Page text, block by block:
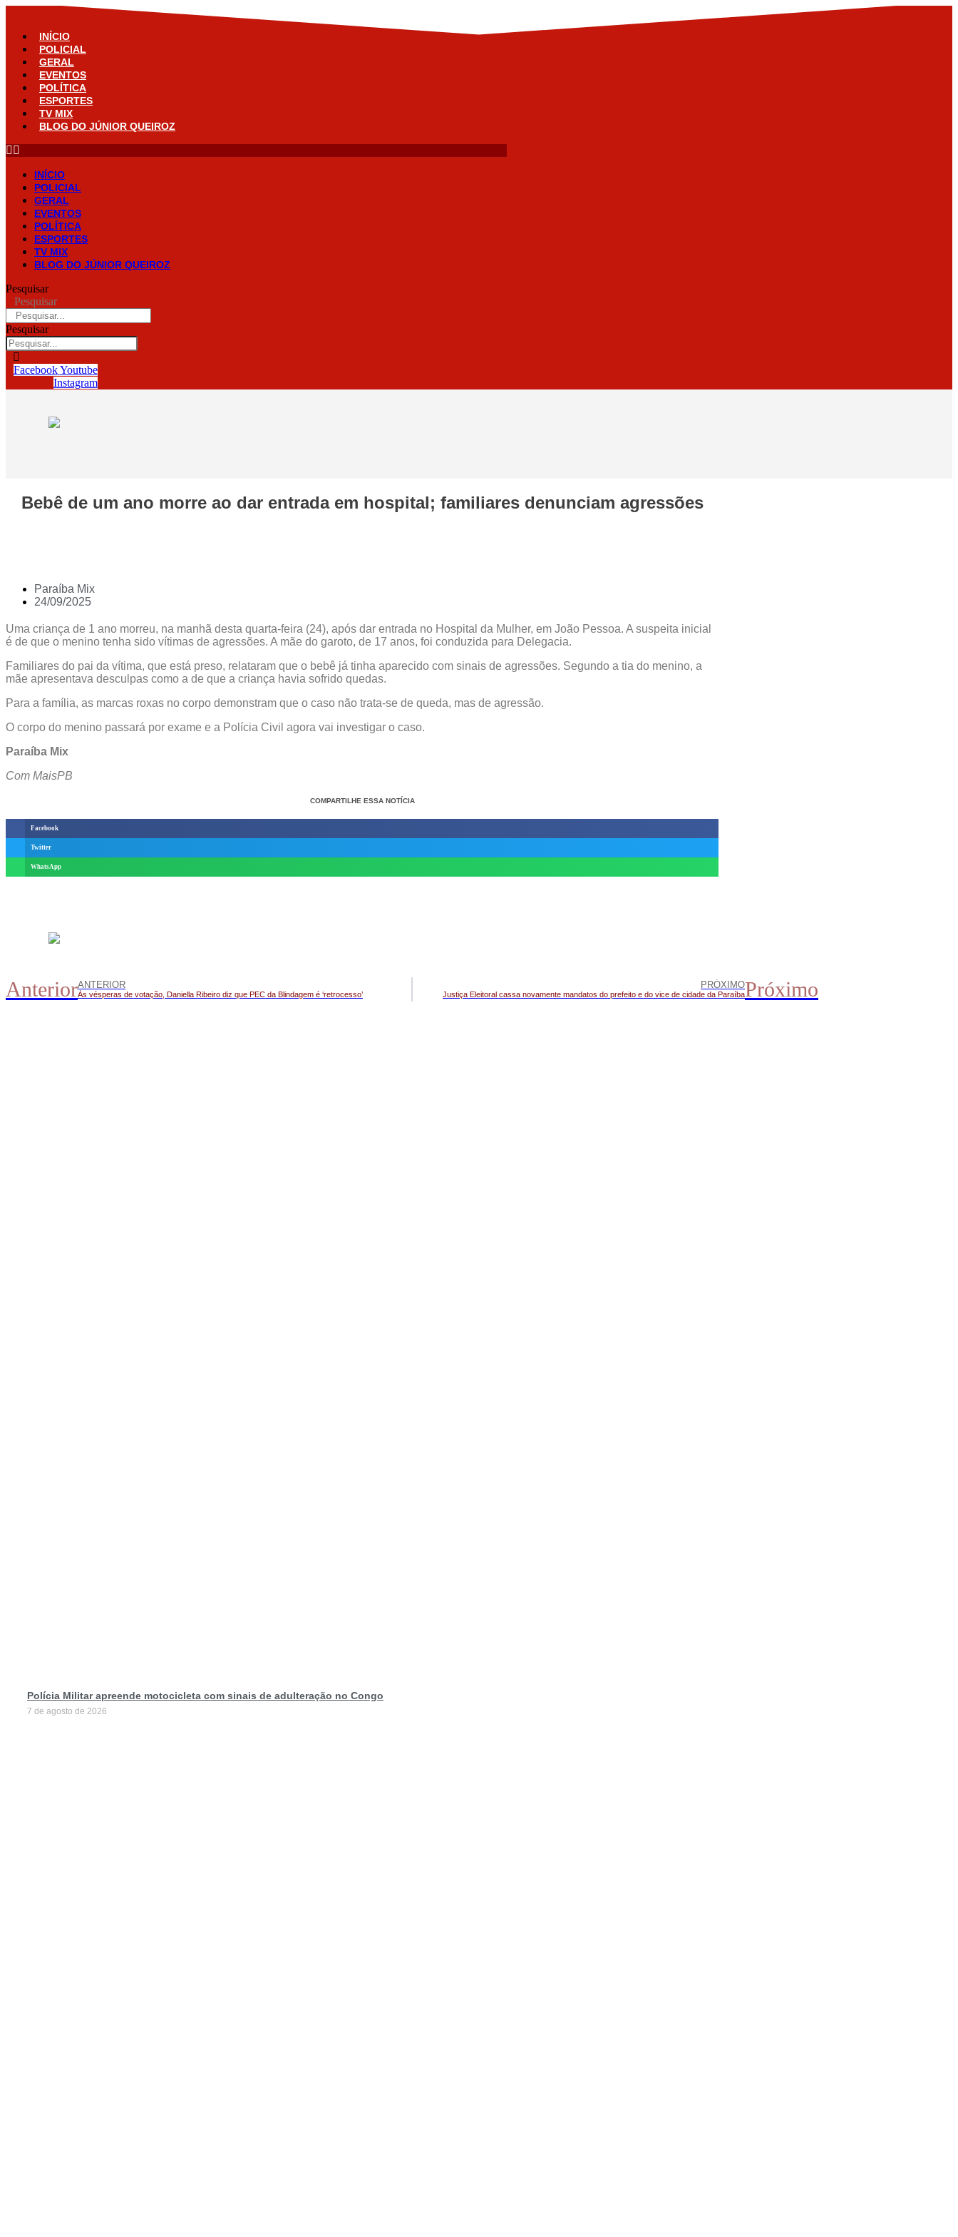
conteúdo
INÍCIO
POLICIAL
GERAL
EVENTOS
POLÍTICA
ESPORTES
TV MIX
BLOG DO JÚNIOR QUEIROZ
INÍCIO
POLICIAL
GERAL
EVENTOS
POLÍTICA
ESPORTES
TV MIX
BLOG DO JÚNIOR QUEIROZ
Pesquisar
Pesquisar
Pesquisar
Facebook Youtube
Instagram
Bebê de um ano morre ao dar entrada em hospital; familiares denunciam agressões
Paraíba Mix
24/09/2025
Uma criança de 1 ano morreu, na manhã desta quarta-feira (24), após dar entrada no Hospital da Mulher, em João Pessoa. A suspeita inicial
é de que o menino tenha sido vítimas de agressões. A mãe do garoto, de 17 anos, foi conduzida para Delegacia.
Familiares do pai da vítima, que está preso, relataram que o bebê já tinha aparecido com sinais de agressões. Segundo a tia do menino, a
mãe apresentava desculpas como a de que a criança havia sofrido quedas.
Para a família, as marcas roxas no corpo demonstram que o caso não trata-se de queda, mas de agressão.
O corpo do menino passará por exame e a Polícia Civil agora vai investigar o caso.
Paraíba Mix
Com MaisPB
COMPARTILHE ESSA NOTÍCIA
Facebook
Twitter
WhatsApp
AnteriorANTERIOR
Às vésperas de votação, Daniella Ribeiro diz que PEC da Blindagem é ‘retrocesso’
PRÓXIMO
Justiça Eleitoral cassa novamente mandatos do prefeito e do vice de cidade da ParaíbaPróximo
Polícia Militar apreende motocicleta com sinais de adulteração no Congo
7 de agosto de 2026